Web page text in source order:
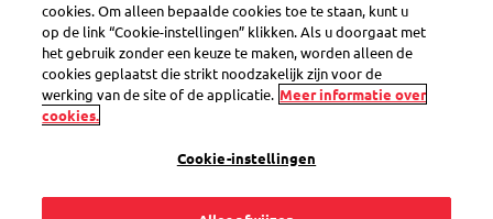
Welke pakjes kan ik
volgen via de My
Bpost app en hoe
voeg ik ze toe?
cookies. Om alleen bepaalde cookies toe te staan, kunt u
op de link “Cookie-instellingen” klikken. Als u doorgaat met
het gebruik zonder een keuze te maken, worden alleen de
cookies geplaatst die strikt noodzakelijk zijn voor de
werking van de site of de applicatie. Meer informatie over
cookies.
Cookie-instellingen